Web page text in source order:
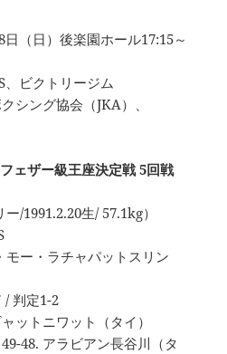
日（日）後楽園ホール17:15～
、ビクトリージム
シング協会（JKA）、
ザー級王座決定戦 5回戦
/1991.2.20生/ 57.1kg）
モー・ラチャパットスリン
/ 判定1-2
ットニワット（タイ）
48. アラビアン長谷川（タ